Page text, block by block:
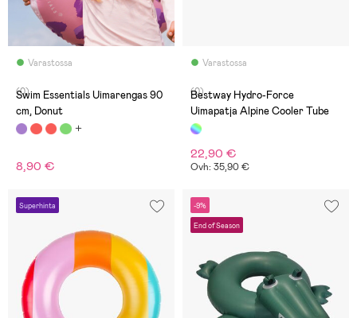
Varastossa
(0)
Swim Essentials Uimarengas 90
cm, Donut
8,90 €
Varastossa
(0)
Bestway Hydro-Force
Uimapatja Alpine Cooler Tube
22,90 €
Ovh: 35,90 €
Superhinta -9%
End of Season